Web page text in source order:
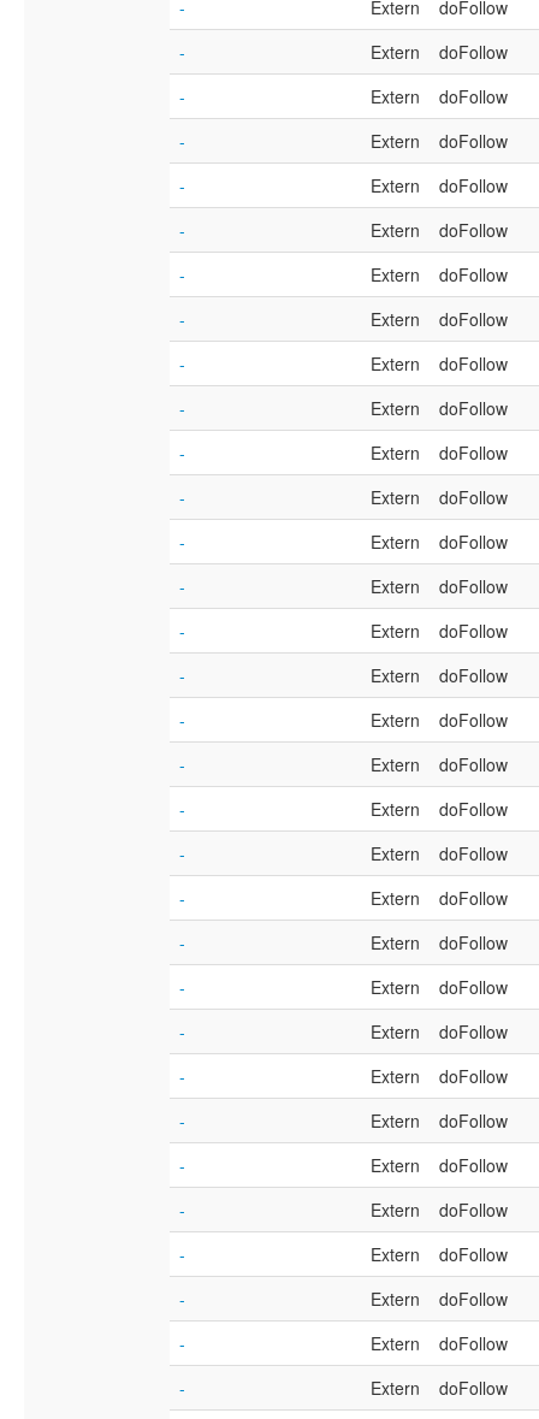
- Extern
doFollow
-
Extern
doFollow
-
Extern
doFollow
-
Extern
doFollow
-
Extern
doFollow
-
Extern
doFollow
-
Extern
doFollow
-
Extern
doFollow
-
Extern
doFollow
-
Extern
doFollow
-
Extern
doFollow
-
Extern
doFollow
-
Extern
doFollow
-
Extern
doFollow
-
Extern
doFollow
-
Extern
doFollow
-
Extern
doFollow
-
Extern
doFollow
-
Extern
doFollow
-
Extern
doFollow
-
Extern
doFollow
-
Extern
doFollow
-
Extern
doFollow
-
Extern
doFollow
-
Extern
doFollow
-
Extern
doFollow
-
Extern
doFollow
-
Extern
doFollow
-
Extern
doFollow
-
Extern
doFollow
-
Extern
doFollow
-
Extern
doFollow